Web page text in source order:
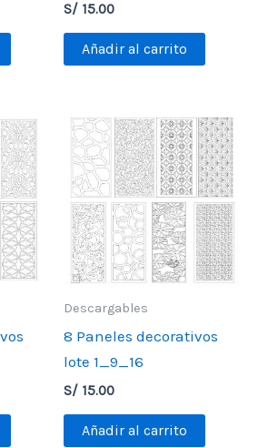
S/ 15.00
Añadir al carrito
Descargables
8 Paneles decorativos
lote 1_9_16
S/ 15.00
Añadir al carrito